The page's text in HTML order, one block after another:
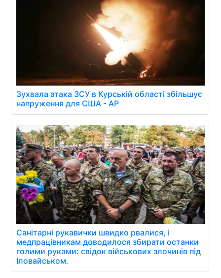
Зухвала атака ЗСУ в Курській області збільшує
напруження для США - AP
Санітарні рукавички швидко рвалися, і
медпрацівникам доводилося збирати останки
голими руками: свідок військових злочинів під
Іловайськом.